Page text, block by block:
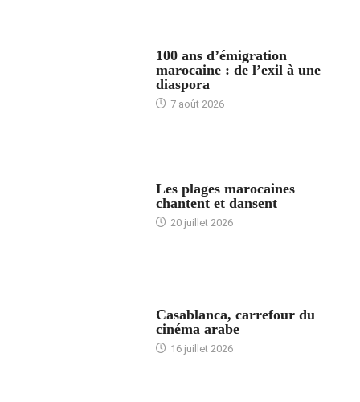
100 ans d’émigration
marocaine : de l’exil à une
diaspora
7 août 2026
Les plages marocaines
chantent et dansent
20 juillet 2026
Casablanca, carrefour du
cinéma arabe
16 juillet 2026